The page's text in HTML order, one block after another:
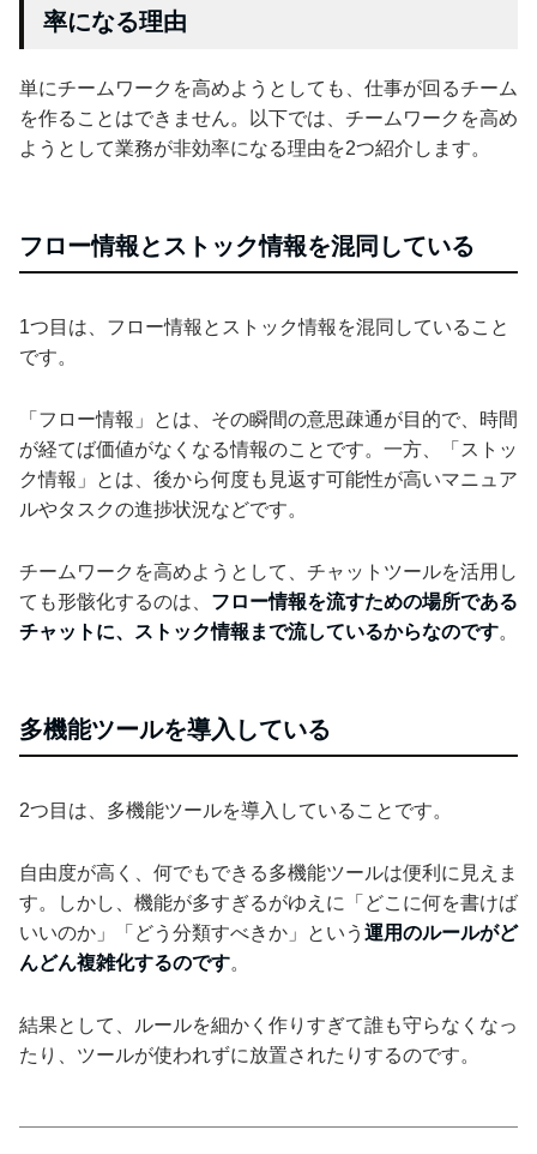
率になる理由
単にチームワークを高めようとしても、仕事が回るチーム
を作ることはできません。以下では、チームワークを高め
ようとして業務が非効率になる理由を2つ紹介します。
フロー情報とストック情報を混同している
1つ目は、フロー情報とストック情報を混同していること
です。
「フロー情報」とは、その瞬間の意思疎通が目的で、時間
が経てば価値がなくなる情報のことです。一方、「ストッ
ク情報」とは、後から何度も見返す可能性が高いマニュア
ルやタスクの進捗状況などです。
チームワークを高めようとして、チャットツールを活用し
ても形骸化するのは、 フロー情報を流すための場所である
チャットに、ストック情報まで流しているからなのです。
多機能ツールを導入している
2つ目は、多機能ツールを導入していることです。
自由度が高く、何でもできる多機能ツールは便利に見えま
す。しかし、機能が多すぎるがゆえに「どこに何を書けば
いいのか」「どう分類すべきか」という 運用のルールがど
んどん複雑化するのです。
結果として、ルールを細かく作りすぎて誰も守らなくなっ
たり、ツールが使われずに放置されたりするのです。